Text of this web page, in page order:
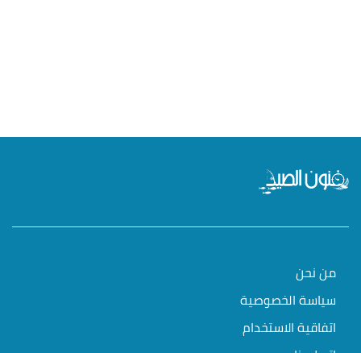
من نحن
سياسة الخصوصية
اتفاقية الاستخدام